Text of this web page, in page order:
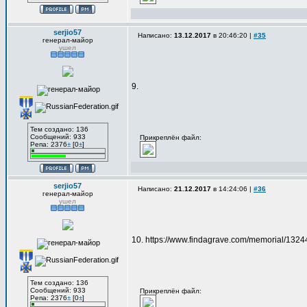
serjio57
генерал-майор
ушел
Тем создано: 136
Сообщений: 933
Репа: 2376±[0±]
Написано: 13.12.2017 в 20:46:20 | #35
9.
Прикреплён файл:
serjio57
генерал-майор
ушел
Тем создано: 136
Сообщений: 933
Репа: 2376±[0±]
Написано: 21.12.2017 в 14:24:06 | #36
10. https://www.findagrave.com/memorial/
Прикреплён файл: